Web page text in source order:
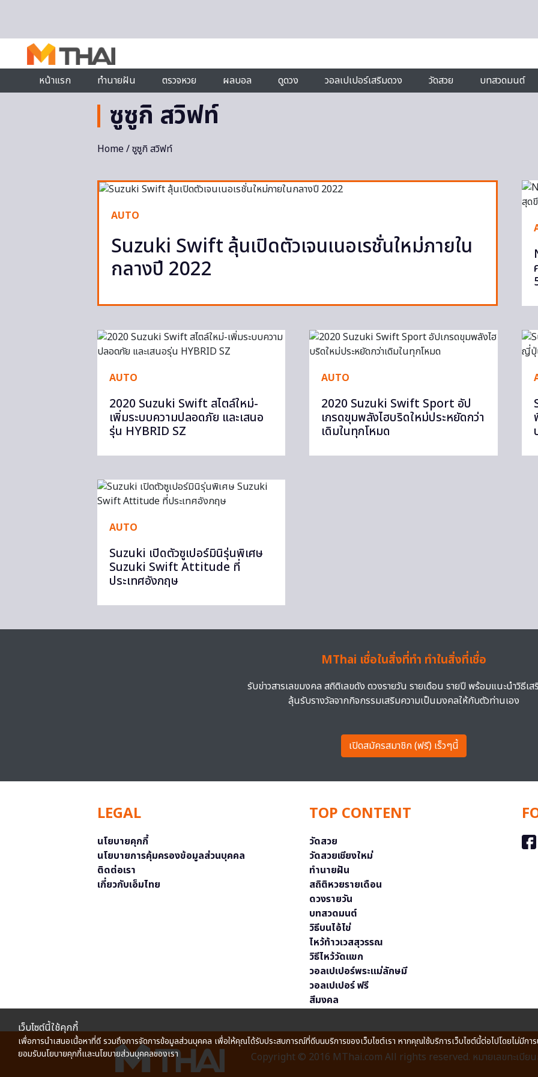
หน้าแรก
ทำนายฝัน ตรวจหวย ผลบอล ดูดวง วอลเปเปอร์เสริมดวง วัดสวย บทสวดมนต์
ซูซูกิ สวิฟท์
Home/ ซูซูกิ สวิฟท์
AUTO
Suzuki Swift ลุ้นเปิดตัวเจนเนอเรชั่นใหม่ภายใน
กลางปี 2022
AUTO
2020 Suzuki Swift สไตล์ใหม่-
เพิ่มระบบความปลอดภัย และเสนอ
รุ่น HYBRID SZ
AUTO
2020 Suzuki Swift Sport อัป
เกรดขุมพลังไฮบริดใหม่ประหยัดกว่า
เดิมในทุกโหมด
AUTO
Suzuki เปิดตัวซูเปอร์มินิรุ่นพิเศษ
Suzuki Swift Attitude ที่
ประเทศอังกฤษ
MThai เชื่อในสิ่งที่ทำ ทำในสิ่งที่เชื่อ
รับข่าวสารเลขมงคล สถิติเลขดัง ดวงรายวัน รายเดือน รายปี พร้อมแนะนำวิธีเส
ลุ้นรับรางวัลจากกิจกรรมเสริมความเป็นมงคลให้กับตัวท่านเอง
เปิดสมัครสมาชิก (ฟรี) เร็วๆนี้
LEGAL
นโยบายคุกกี้
นโยบายการคุ้มครองข้อมูลส่วนบุคคล
ติดต่อเรา
เกี่ยวกับเอ็มไทย
TOP CONTENT
วัดสวย
วัดสวยเชียงใหม่
ทำนายฝัน
สถิติหวยรายเดือน
ดวงรายวัน
บทสวดมนต์
วิธีบนไอ้ไข่
ไหว้ท้าวเวสสุวรรณ
วิธีไหว้วัดแขก
วอลเปเปอร์พระแม่ลักษมี
วอลเปเปอร์ ฟรี
สีมงคล
Copyright © 2016 MThai.com All rights reserved. หมายเลขทะเบีย
เว็บไซต์นี้ใช้คุกกี้
เพื่อการนำเสนอเนื้อหาที่ดี รวมถึงการจัดการข้อมูลส่วนบุคคล เพื่อให้คุณได้รับประสบการณ์ที่ดีบนบริการของเว็บไซต์เรา หากคุณใช้บริการเว็บไซต์นี้ต่อไปโดยไม่มีก
ยอมรับนโยบายคุกกี้และนโยบายส่วนบุคคลของเรา